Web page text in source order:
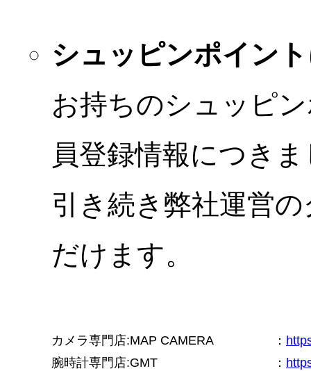
シュッピンポイン
お持ちのシュッピ
員登録情報につき
引き続き弊社運営
だけます。
カメラ専門店:MAP CAMERA ：
腕時計専門店:GMT
：